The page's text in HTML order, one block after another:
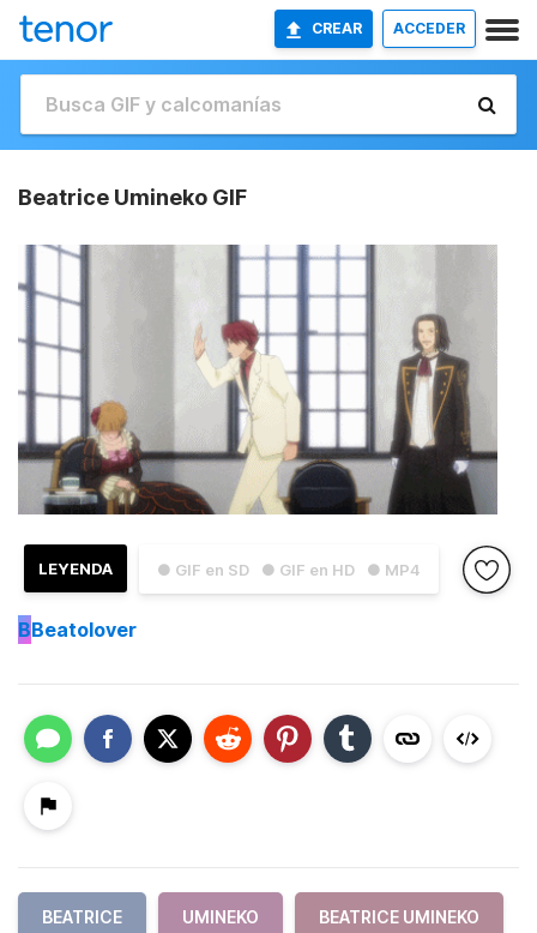
CREAR ACCEDER
Beatrice Umineko GIF
● GIF en SD ● GIF en HD ● MP4
LEYENDA
BBeatolover
BEATRICE UMINEKO BEATRICE UMINEKO